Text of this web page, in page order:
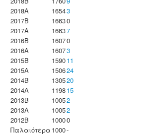
2018A
16543
2017B
16630
2017A
16637
2016B
16070
2016A
16073
2015B
159011
2015A
150624
2014B
130520
2014A
119815
2013B
10052
2013A
10052
2012B
10000
Παλαιότερα 1000-